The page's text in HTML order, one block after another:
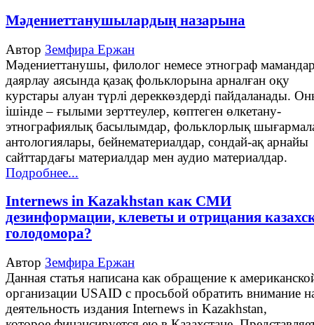
Мәдениеттанушылардың назарына
Автор Земфира Ержан
Мәдениеттанушы, филолог немесе этнограф
даярлау аясында қазақ фольклорына арналған оқу
курстары алуан түрлі дереккөздерді пайдаланады.
ішінде – ғылыми зерттеулер, көптеген өлкетану-
этнографиялық басылымдар, фольклорлық
антологиялары, бейнематериалдар, сондай-ақ арнайы
сайттардағы материалдар мен аудио материалдар.
Подробнее...
Internews in Kazakhstan как СМИ
дезинформации, клеветы и отрицания
голодомора?
Автор Земфира Ержан
Данная статья написана как обращение к
организации USAID с просьбой обратить внимание
деятельность издания Internews in Kazakhstan,